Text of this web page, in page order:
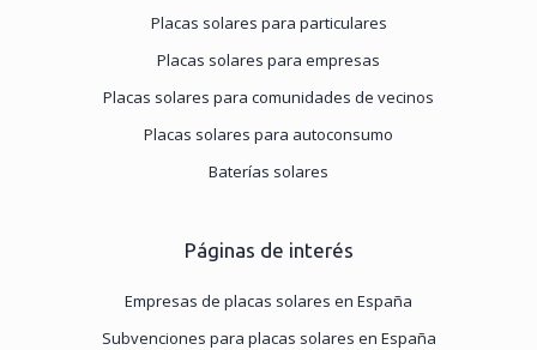
Placas solares para particulares
Placas solares para empresas
Placas solares para comunidades de vecinos
Placas solares para autoconsumo
Baterías solares
Páginas de interés
Empresas de placas solares en España
Subvenciones para placas solares en España